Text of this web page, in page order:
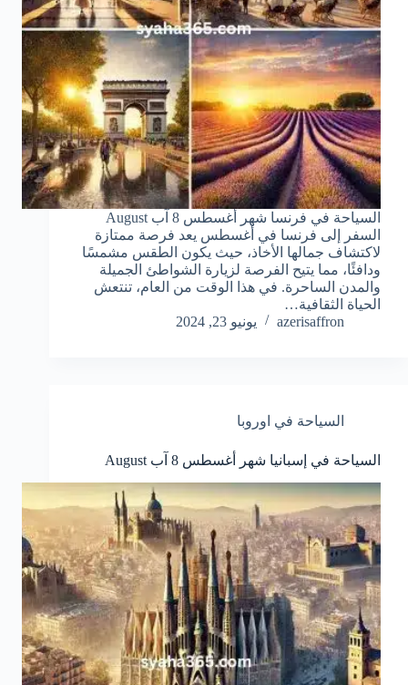
السياحة في فرنسا شهر أغسطس 8 آب August
السفر إلى فرنسا في أغسطس يعد فرصة ممتازة
لاكتشاف جمالها الأخاذ، حيث يكون الطقس مشمسًا
ودافئًا، مما يتيح الفرصة لزيارة الشواطئ الجميلة
والمدن الساحرة. في هذا الوقت من العام، تنتعش
الحياة الثقافية…
azerisaffron
يونيو 23, 2024
السياحة في اوروبا
السياحة في إسبانيا شهر أغسطس 8 آب August